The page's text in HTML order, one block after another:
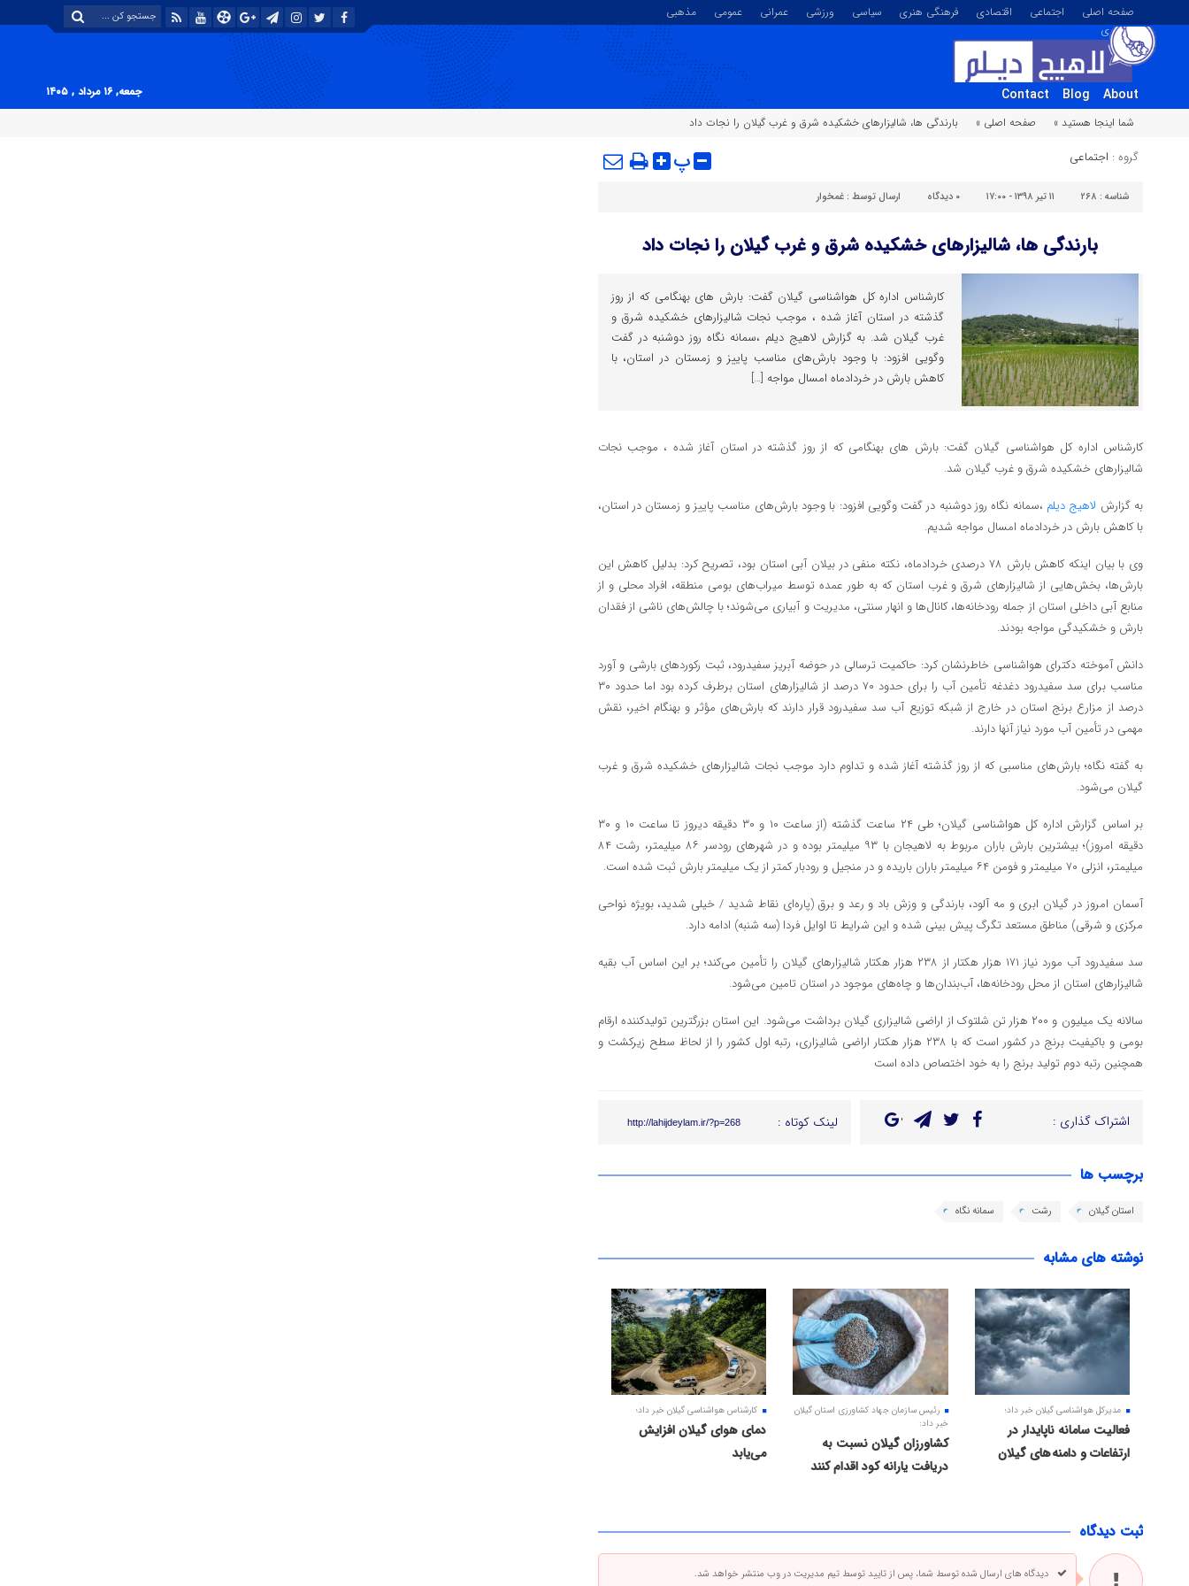
صفحه اصلی اجتماعی اقتصادی فرهنگی هنری سیاسی ورزشی عمرانی عمومی
مذهبی
تصویری
About
Blog
Contact
جمعه, ۱۶ مرداد , ۱۴۰۵
شما اینجا هستید »
صفحه اصلی » بارندگی ها، شالیزارهای خشکیده شرق و غرب گیلان را نجات داد
گروه : اجتماعی پ
شناسه : ۲۶۸ ۱۱ تیر ۱۳۹۸ - ۱۷:۰۰ ۰ دیدگاه ارسال توسط : غمخوار
بارندگی ها، شالیزارهای خشکیده شرق و غرب گیلان را نجات داد
کارشناس اداره کل هواشناسی گیلان گفت: بارش های بهنگامی که از روز
گذشته در استان آغاز شده ، موجب نجات شالیزارهای خشکیده شرق و
غرب گیلان شد. به گزارش لاهیج دیلم ،سمانه نگاه روز دوشنبه در گفت
وگویی افزود: با وجود بارش‌های مناسب پاییز و زمستان در استان، با
کاهش بارش در خردادماه امسال مواجه […]
کارشناس اداره کل هواشناسی گیلان گفت: بارش های بهنگامی که از روز گذشته در استان آغاز شده ، موجب نجات
شالیزارهای خشکیده شرق و غرب گیلان شد.
به گزارش لاهیج دیلم ،سمانه نگاه روز دوشنبه در گفت وگویی افزود: با وجود بارش‌های مناسب پاییز و زمستان در استان،
با کاهش بارش در خردادماه امسال مواجه شدیم.
وی با بیان اینکه کاهش بارش ۷۸ درصدی خردادماه، نکته منفی در بیلان آبی استان بود، تصریح کرد: بدلیل کاهش این
بارش‌ها، بخش‌هایی از شالیزارهای شرق و غرب استان که به طور عمده توسط میراب‌های بومی منطقه، افراد محلی و از
منابع آبی داخلی استان از جمله رودخانه‌ها، کانال‌ها و انهار سنتی، مدیریت و آبیاری می‌شوند؛ با چالش‌های ناشی از فقدان
بارش و خشکیدگی مواجه بودند.
دانش آموخته دکترای هواشناسی خاطرنشان کرد: حاکمیت ترسالی در حوضه آبریز سفیدرود، ثبت رکوردهای بارشی و آورد
مناسب برای سد سفیدرود دغدغه تأمین آب را برای حدود ۷۰ درصد از شالیزارهای استان برطرف کرده بود اما حدود ۳۰
درصد از مزارع برنج استان در خارج از شبکه توزیع آب سد سفیدرود قرار دارند که بارش‌های مؤثر و بهنگام اخیر، نقش
مهمی در تأمین آب مورد نیاز آنها دارند.
به گفته نگاه؛ بارش‌های مناسبی که از روز گذشته آغاز شده و تداوم دارد موجب نجات شالیزارهای خشکیده شرق و غرب
گیلان می‌شود.
بر اساس گزارش اداره کل هواشناسی گیلان؛ طی ۲۴ ساعت گذشته (از ساعت ۱۰ و ۳۰ دقیقه دیروز تا ساعت ۱۰ و ۳۰
دقیقه امروز)؛ بیشترین بارش باران مربوط به لاهیجان با ۹۳ میلیمتر بوده و در شهرهای رودسر ۸۶ میلیمتر، رشت ۸۴
میلیمتر، انزلی ۷۰ میلیمتر و فومن ۶۴ میلیمتر باران باریده و در منجیل و رودبار کمتر از یک میلیمتر بارش ثبت شده است.
آسمان امروز در گیلان ابری و مه آلود، بارندگی و وزش باد و رعد و برق (پاره‌ای نقاط شدید / ‏‬خیلی شدید، بویژه نواحی
مرکزی و شرقی) مناطق مستعد تگرگ پیش بینی شده و این شرایط تا اوایل فردا (سه شنبه) ادامه دارد.
سد سفیدرود آب مورد نیاز ۱۷۱ هزار هکتار از ۲۳۸ هزار هکتار شالیزارهای گیلان را تأمین می‌کند؛ بر این اساس آب بقیه
شالیزارهای استان از محل رودخانه‌ها، آب‌بندان‌ها و چاه‌های موجود در استان تامین می‌شود.
سالانه یک میلیون و ۲۰۰ هزار تن شلتوک از اراضی شالیزاری گیلان برداشت می‌شود. این استان بزرگترین تولیدکننده ارقام
بومی و باکیفیت برنج در کشور است که با ۲۳۸ هزار هکتار اراضی شالیزاری، رتبه اول کشور را از لحاظ سطح زیرکشت و
همچنین رتبه دوم تولید برنج را به خود اختصاص داده است
اشتراک گذاری : لینک کوتاه : http://lahijdeylam.ir/?p=268
برچسب ها
استان گیلان رشت سمانه نگاه
نوشته های مشابه
مدیرکل هواشناسی گیلان خبر داد؛
فعالیت سامانه ناپایدار در
ارتفاعات و دامنه های گیلان
رئیس سازمان جهاد کشاورزی استان گیلان
خبر داد:
کشاورزان گیلان نسبت به
دریافت یارانه کود اقدام کنند
کارشناس هواشناسی گیلان خبر داد؛
دمای هوای گیلان افزایش
می‌یابد
ثبت دیدگاه
دیدگاه های ارسال شده توسط شما، پس از تایید توسط تیم مدیریت در وب منتشر خواهد شد.